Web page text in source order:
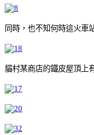
同時，也不知何時這火車
貓村某商店的鐵皮屋頂上